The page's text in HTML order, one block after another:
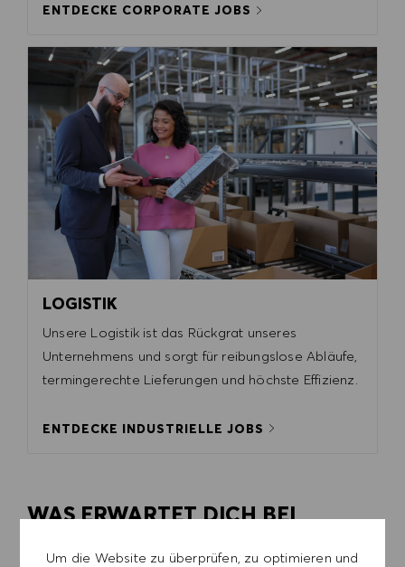
Um die Website zu überprüfen, zu optimieren und
ENTDECKE CORPORATE JOBS
LOGISTIK
Unsere Logistik ist das Rückgrat unseres
Unternehmens und sorgt für reibungslose Abläufe,
termingerechte Lieferungen und höchste Effizienz.
ENTDECKE INDUSTRIELLE JOBS
WAS ERWARTET DICH BEI